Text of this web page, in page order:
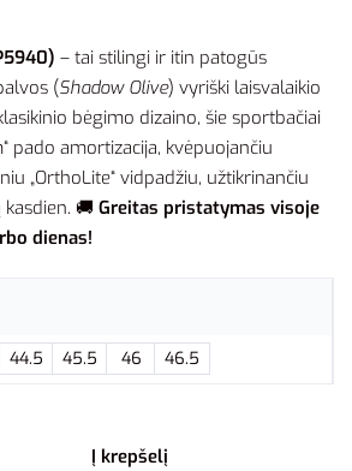
– tai stilingi ir itin patogūs
(Shadow Olive) vyriški laisvalaikio
bėgimo dizaino, šie sportbačiai
pado amortizacija, kvėpuojančiu
„OrthoLite“ vidpadžiu, užtikrinančiu
🚚 Greitas pristatymas visoje
dienas!
44.5 45.5 46 46.5
Į krepšelį